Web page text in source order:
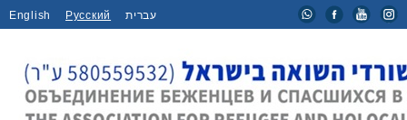
English Русский עברית